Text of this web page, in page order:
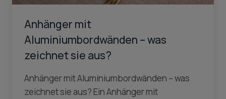
Anhänger mit
Aluminiumbordwänden – was
zeichnet sie aus?
Anhänger mit Aluminiumbordwänden – was
zeichnet sie aus? Ein Anhänger mit